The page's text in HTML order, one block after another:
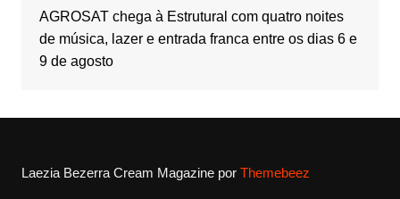
AGROSAT chega à Estrutural com quatro noites
de música, lazer e entrada franca entre os dias 6 e
9 de agosto
Laezia BezerraCream Magazine por Themebeez